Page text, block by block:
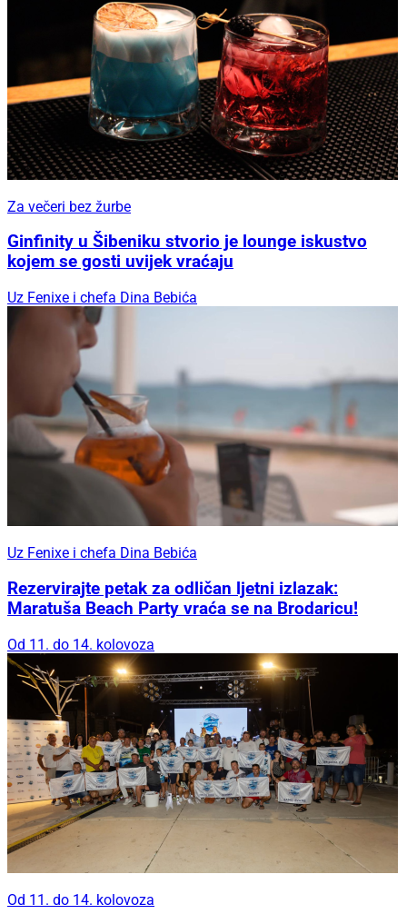
Za večeri bez žurbe
Ginfinity u Šibeniku stvorio je lounge iskustvo
kojem se gosti uvijek vraćaju
Uz Fenixe i chefa Dina Bebića
Uz Fenixe i chefa Dina Bebića
Rezervirajte petak za odličan ljetni izlazak:
Maratuša Beach Party vraća se na Brodaricu!
Od 11. do 14. kolovoza
Od 11. do 14. kolovoza